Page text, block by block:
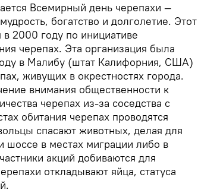
Всемирный день черепахи —
богатство и долголетие. Этот
2000 году по инициативе
черепах. Эта организация была
в Малибу (штат Калифорния, США)
живущих в окрестностях города.
внимания общественности к
черепах из-за соседства с
обитания черепах проводятся
спасают животных, делая для
в местах миграции либо в
акций добиваются для
откладывают яйца, статуса